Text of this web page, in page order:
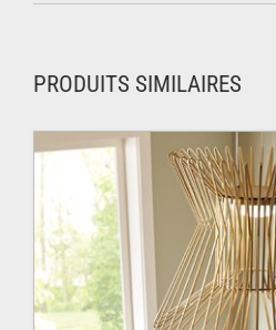
PRODUITS SIMILAIRES